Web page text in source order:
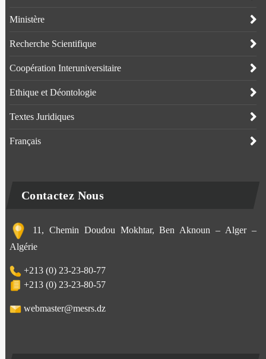
Ministère
Recherche Scientifique
Coopération Interuniversitaire
Ethique et Déontologie
Textes Juridiques
Français
Contactez Nous
11, Chemin Doudou Mokhtar, Ben Aknoun – Alger –
Algérie
+213 (0) 23-23-80-77
+213 (0) 23-23-80-57
webmaster@mesrs.dz